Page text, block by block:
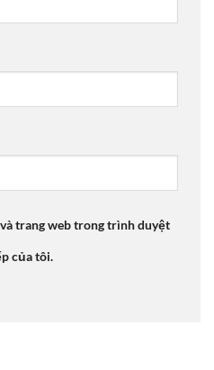
trang web trong trình duyệt
của tôi.